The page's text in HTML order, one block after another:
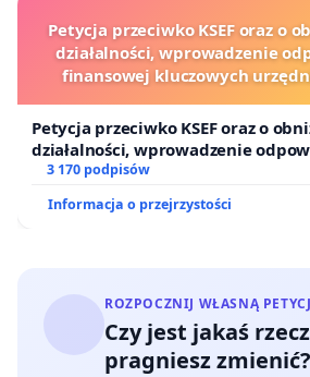
Petycja przeciwko KSEF oraz o
działalności, wprowadzenie
finansowej kluczowych
Petycja przeciwko KSEF oraz o
działalności, wprowadzenie
finansowej kluczowych
3 170 podpisów
Informacja o przejrzystości
ROZPOCZNIJ WŁASNĄ
Czy jest jakaś
pragniesz zmienić?